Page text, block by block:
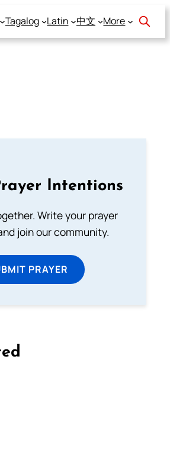
Tagalog Latin 中文 More
Intentions
Write your prayer
join our community.
PRAYER